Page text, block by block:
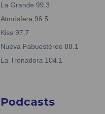
La Grande 99.3
Atmósfera 96.5
Kiss 97.7
Nueva Fabuestéreo 88.1
La Tronadora 104.1
Podcasts